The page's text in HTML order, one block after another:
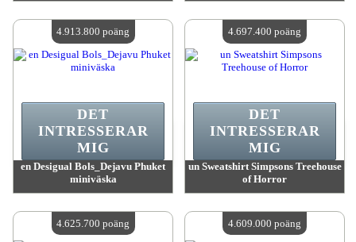
Antal tillgängliga:4
Antal tillgängliga:4
en Desigual Bols_Dejavu Phuket
miniväska
Antal tillgängliga:4
DET
INTRESSERAR
MIG
4.913.800 poäng
un Sweatshirt Simpsons Treehouse
of Horror
Antal tillgängliga:4
DET
INTRESSERAR
MIG
4.697.400 poäng
4.625.700 poäng 4.609.000 poäng